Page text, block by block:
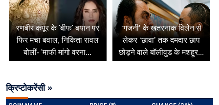
रणबीर कपूर के 'बीफ' बयान पर
फिर मचा बवाल, निकिता रावल
बोलीं- 'माफी मांगो वरना...
‘गजनी’ के खतरनाक विलेन से
लेकर ‘छावा’ तक दमदार छाप
छोड़ने वाले बॉलीवुड के मशहूर...
क्रिप्टोकरेंसी »